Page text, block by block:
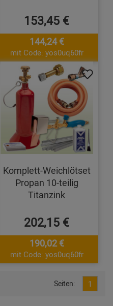
153,45 €
144,24 €
mit Code: yos0uq60fr
Komplett-Weichlötset
Propan 10-teilig
Titanzink
202,15 €
190,02 €
mit Code: yos0uq60fr
Seiten: 1